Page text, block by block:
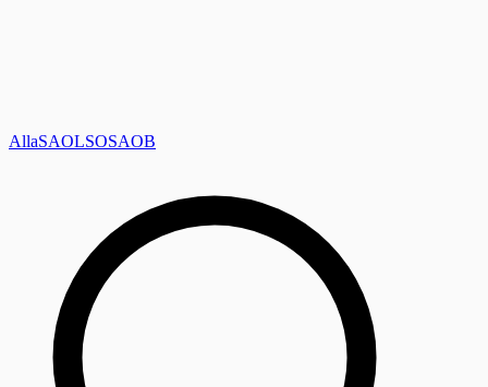
AllaSAOLSOSAOB